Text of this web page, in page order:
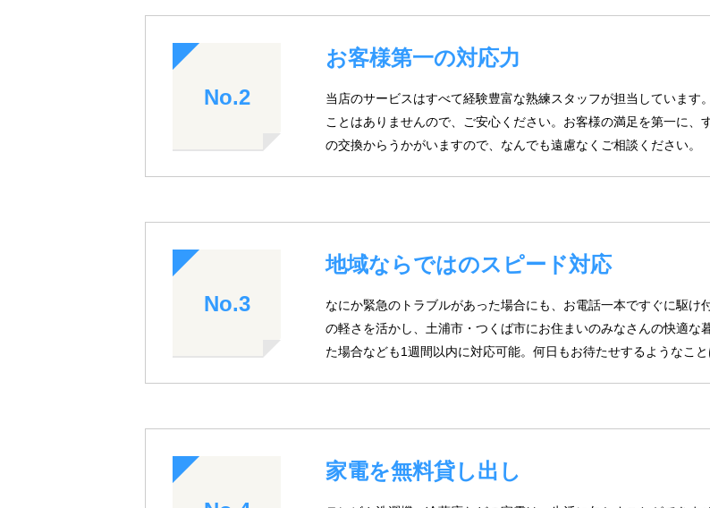
No.2
お客様第一の対応力
当店のサービスはすべて経験豊富な熟練スタッフが担当していま
ことはありませんので、ご安心ください。お客様の満足を第一に
の交換からうかがいますので、なんでも遠慮なくご相談ください。
No.3
地域ならではのスピード対応
なにか緊急のトラブルがあった場合にも、お電話一本ですぐに駆
の軽さを活かし、土浦市・つくば市にお住まいのみなさんの快適な
た場合なども1週間以内に対応可能。何日もお待たせするようなこと
家電を無料貸し出し